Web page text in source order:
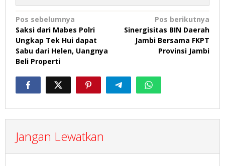
Navigasi
pos
Pos sebelumnya
Saksi dari Mabes Polri
Ungkap Tek Hui dapat
Sabu dari Helen, Uangnya
Beli Properti
Pos berikutnya
Sinergisitas BIN Daerah
Jambi Bersama FKPT
Provinsi Jambi
Jangan Lewatkan